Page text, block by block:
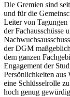
Die Gremien sind
und für die
Leiter von
der Fachausschüsse
der DGM
dem ganzen
Engagement der
Persönlichkeiten
eine Schlüsselrolle
hoch genug